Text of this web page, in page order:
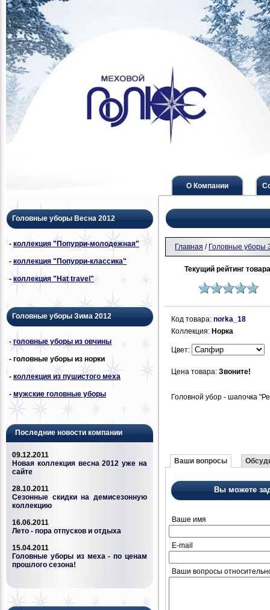
О Компании
Головные уборы Весна 2012
- коллекция "Попурри-молодежная"
- коллекция "Попурри-классика"
-коллекция "Hat travel"
Головные уборы Зима 2012
-головные уборы из овчины
- головные уборы из норки
- коллекция из пушистого меха
- мужские головные уборы
Последние новости компании
09.12.2011
Новая коллекция весна 2012 уже на
сайте
28.10.2011
Сезонные скидки на демисезонную
коллекцию
16.06.2011
Лето - пора отпусков и отдыха
15.04.2011
Головные уборы из меха - по ценам
прошлого сезона!
Главная / Головные уборы
Текущий рейтинг
Код товара: norka_18
Коллекция: Норка
Цвет:
Цена товара: Звоните!
Головной убор - шапочка
Ваши вопросы
Вы можете
Ваше имя
E-mail
Ваши вопросы